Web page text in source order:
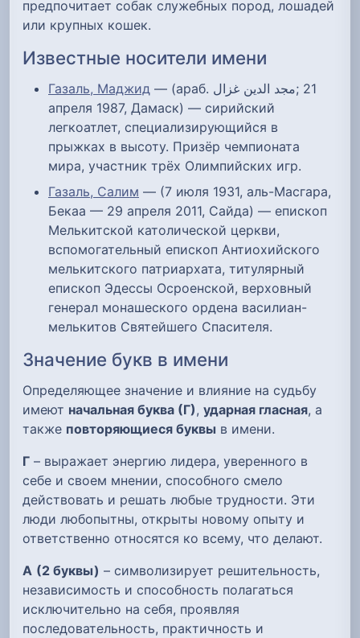
предпочитает собак служебных пород, лошадей
или крупных кошек.
Известные носители имени
Газаль, Маджид — (араб. مجد الدين غزال‎; 21
апреля 1987, Дамаск) — сирийский
легкоатлет, специализирующийся в
прыжках в высоту. Призёр чемпионата
мира, участник трёх Олимпийских игр.
Газаль, Салим — (7 июля 1931, аль-Масгара,
Бекаа — 29 апреля 2011, Сайда) — епископ
Мелькитской католической церкви,
вспомогательный епископ Антиохийского
мелькитского патриархата, титулярный
епископ Эдессы Осроенской, верховный
генерал монашеского ордена василиан-
мелькитов Святейшего Спасителя.
Значение букв в имени
Определяющее значение и влияние на судьбу
имеют начальная буква (Г), ударная гласная, а
также повторяющиеся буквы в имени.
Г – выражает энергию лидера, уверенного в
себе и своем мнении, способного смело
действовать и решать любые трудности. Эти
люди любопытны, открыты новому опыту и
ответственно относятся ко всему, что делают.
А (2 буквы) – символизирует решительность,
независимость и способность полагаться
исключительно на себя, проявляя
последовательность, практичность и